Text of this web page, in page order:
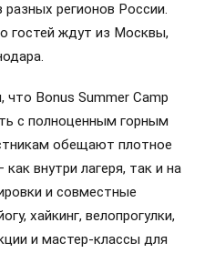
регионов России.
гостей ждут из Москвы,
что Bonus Summer Camp
с полноценным горным
обещают плотное
внутри лагеря, так и на
и совместные
хайкинг, велопрогулки,
и мастер-классы для